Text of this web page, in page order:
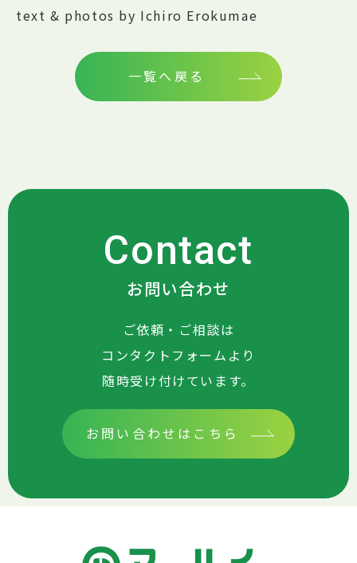
text & photos by Ichiro Erokumae
一覧へ戻る
Contact
お問い合わせ
ご依頼・ご相談は
コンタクトフォームより
随時受け付けています。
お問い合わせはこちら